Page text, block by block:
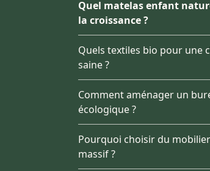
Quel matelas enfant
la croissance ?
Quels textiles bio pour une
saine ?
Comment aménager un
écologique ?
Pourquoi choisir du
massif ?